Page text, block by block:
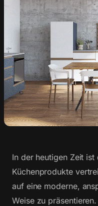
In der heutigen Zeit
Küchenprodukte
auf eine moderne,
Weise zu